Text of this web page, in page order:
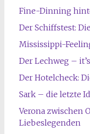
Fine-Dinning
Der Schiffstest:
Mississippi-
Der Lechweg –
Der Hotelcheck:
Sark – die letzte
Verona zwischen
Liebeslegenden